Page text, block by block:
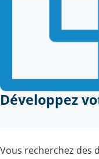
Développez
Vous recherchez des